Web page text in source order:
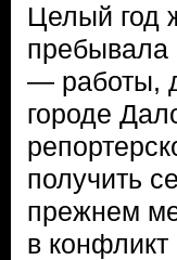
Целый год
пребывала
— работы,
городе
получить
прежнем
в